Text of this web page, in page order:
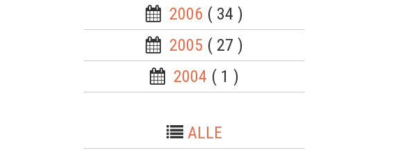
2006 ( 34 )
2005 ( 27 )
2004 ( 1 )
ALLE